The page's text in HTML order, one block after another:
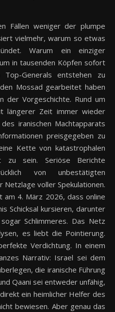
Fällen weniger der plumpe
vielmehr, warum so etwas
Warum ein einziger
in tausenden Köpfen sofort
Generals entstehen zu
Mossad gearbeitet haben
der Vorgeschichte. Rund um
längerer Zeit immer wieder
iranischen Machtapparats
preisgegeben zu
Kette von katastrophalen
zu sein. Seriöse Berichte
von unbestätigten
Netzlage voller Spekulationen.
am 4. März 2026, dass online
Schicksal kursieren, darunter
Schlimmeres. Das Netz
es liebt die Pointierung.
Verdichtung. In einem
Narrativ: Israel sei dem
die iranische Führung
Qaani sei entweder unfähig,
ein heimlicher Helfer des
bewiesen. Aber genau das